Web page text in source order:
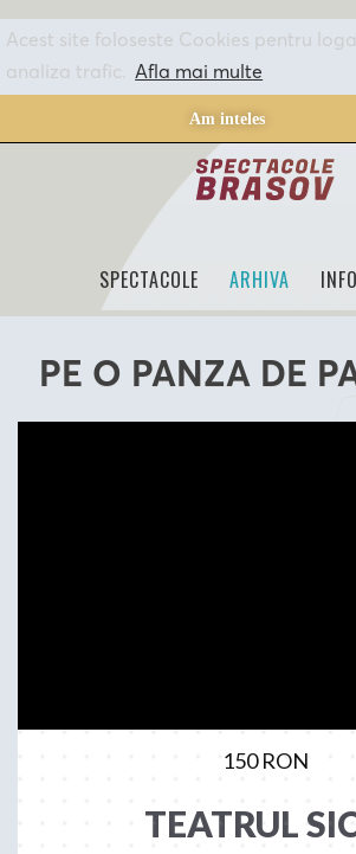
Acest site foloseste Cookies pentru
analiza trafic.
Afla mai multe
Am inteles
SPECTACOLE ARHIVA
PE O PANZA DE
150 RON
TEATRUL